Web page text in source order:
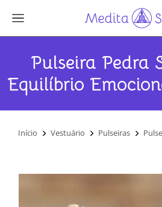
Pulseira Pedra
Equilíbrio
Você está aqui:
Início Vestuário Pulseiras